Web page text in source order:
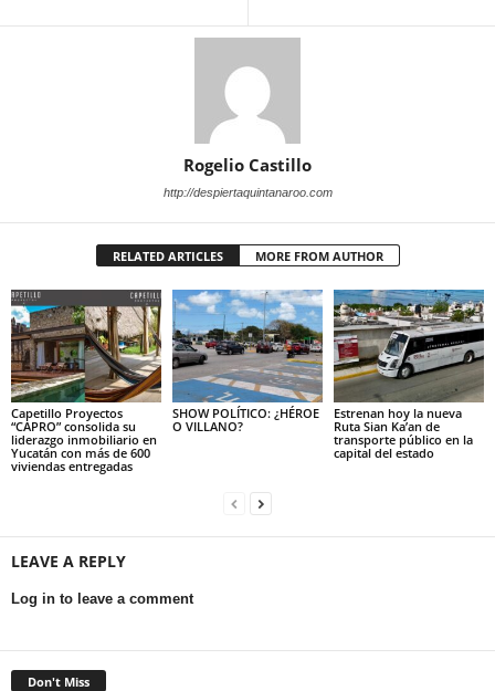
Rogelio Castillo
http://despiertaquintanaroo.com
RELATED ARTICLES MORE FROM AUTHOR
Capetillo Proyectos
“CAPRO” consolida su
liderazgo inmobiliario en
Yucatán con más de 600
viviendas entregadas
SHOW POLÍTICO: ¿HÉROE
O VILLANO?
Estrenan hoy la nueva
Ruta Sian Ka’an de
transporte público en la
capital del estado
LEAVE A REPLY
Log in to leave a comment
Don't Miss